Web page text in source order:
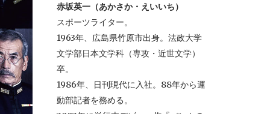
赤坂英一（あかさか・えいいち）
スポーツライター。
1963年、広島県竹原市出身。法政大学
文学部日本文学科（専攻・近世文学）
卒。
1986年、日刊現代に入社。88年から運
動部記者を務める。